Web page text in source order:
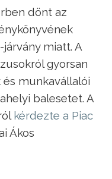
dönt az
miatt. A
gyorsan
munkavállalói
balesetet. A
kérdezte a Piac
Ákos